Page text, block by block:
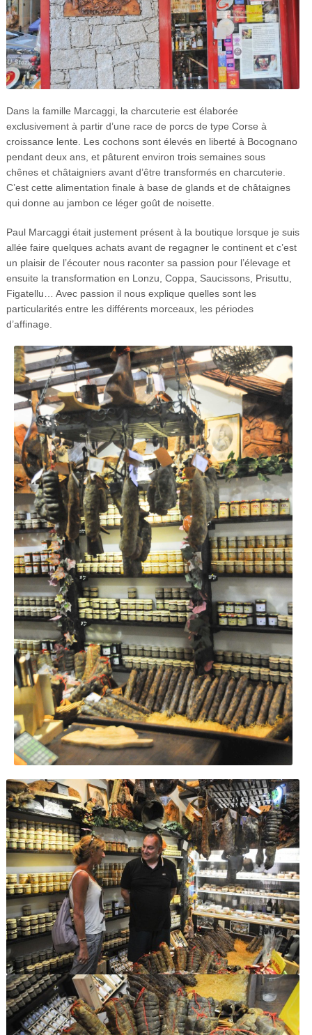
Dans la famille Marcaggi, la charcuterie est élaborée
exclusivement à partir d’une race de porcs de type Corse à
croissance lente. Les cochons sont élevés en liberté à Bocognano
pendant deux ans, et pâturent environ trois semaines sous
chênes et châtaigniers avant d’être transformés en charcuterie.
C’est cette alimentation finale à base de glands et de châtaignes
qui donne au jambon ce léger goût de noisette.
Paul Marcaggi était justement présent à la boutique lorsque je suis
allée faire quelques achats avant de regagner le continent et c’est
un plaisir de l’écouter nous raconter sa passion pour l’élevage et
ensuite la transformation en Lonzu, Coppa, Saucissons, Prisuttu,
Figatellu… Avec passion il nous explique quelles sont les
particularités entre les différents morceaux, les périodes
d’affinage.